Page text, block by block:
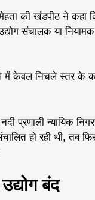
की खंडपीठ ने कहा
संचालक या
में केवल निचले स्तर के
प्रणाली न्यायिक
हो रही थी, तब
बंद